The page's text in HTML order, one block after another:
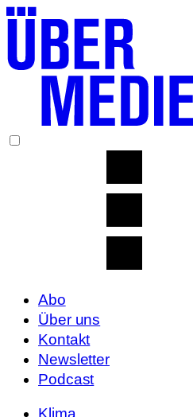
Abo
Über uns
Kontakt
Newsletter
Podcast
Klima